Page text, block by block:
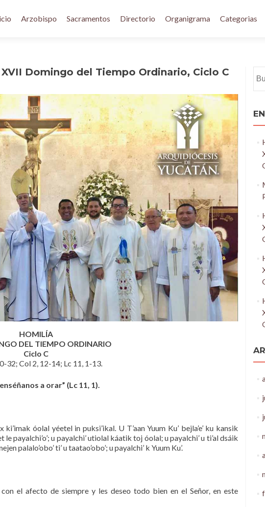
Arzobispo Sacramentos Directorio Organigrama Categorias
Domingo del Tiempo Ordinario, Ciclo C
HOMILÍA
DEL TIEMPO ORDINARIO
Ciclo C
32; Col 2, 12-14; Lc 11, 1-13.
a orar” (Lc 11, 1).
ki’imak óolal yéetel in puksi’ikal. U T’aan Yuum Ku’ bejla’e’ ku kansik
le payalchi’o’; u payalchi’ utiolal káatik toj óolal; u payalchi’ u ti’al dsáik
palalo’obo’ ti’ u taatao’obo’; u payalchi’ k Yuum Ku’.
el afecto de siempre y les deseo todo bien en el Señor, en este